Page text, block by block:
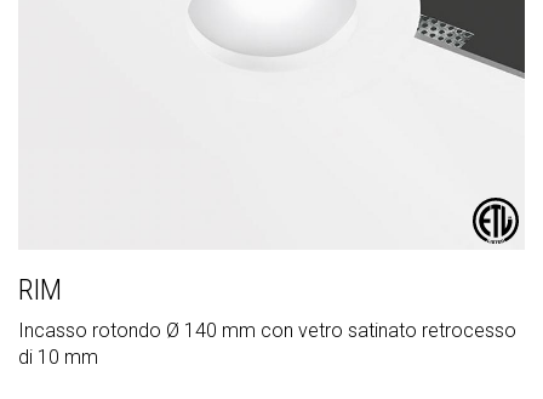
RIM
Incasso rotondo Ø 140 mm con vetro satinato retrocesso
di 10 mm